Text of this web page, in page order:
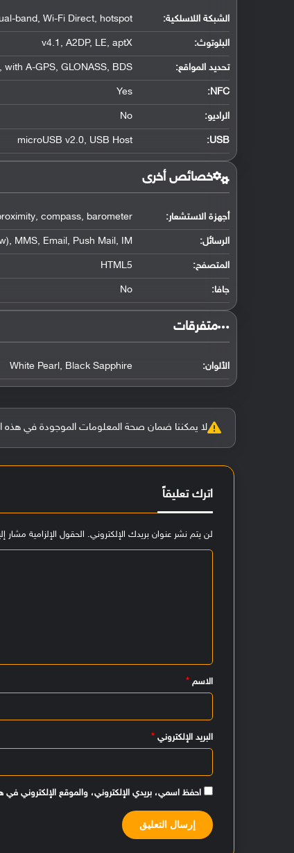
الشبكة اللاسلكية: band, Wi-Fi Direct, hotspot
البلوتوث:
v4.1, A2DP, LE, aptX
تحديد المواقع:
with A-GPS, GLONASS, BDS
NFC
:
Yes
الراديو: No
USB
:
microUSB v2.0, USB Host
خصائص أخرى
أجهزة الاستشعار: compass, barometer
الرسائل: MMS, Email, Push Mail, IM
المتصفح: HTML5
جافا: No
‏متفرقات‏
الألوان: White Pearl, Black Sapphire
لا يمكننا ضمان صحة المعلومات الموجودة في هذه الصفحة بنسبة 100%،
اترك تعليقاً
لن يتم نشر عنوان بريدك الإلكتروني. الحقول الإلزامية مشار
الاسم*
البريد الإلكتروني*
احفظ اسمي، بريدي الإلكتروني، والموقع الإلكتروني في